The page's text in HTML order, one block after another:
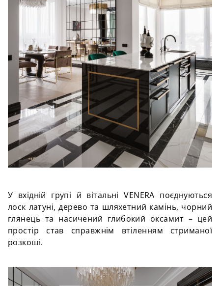
У вхідній групі й вітальні VENERA поєднуються
лоск латуні, дерево та шляхетний камінь, чорний
глянець та насичений глибокий оксамит – цей
простір став справжнім втіленням стриманої
розкоші.